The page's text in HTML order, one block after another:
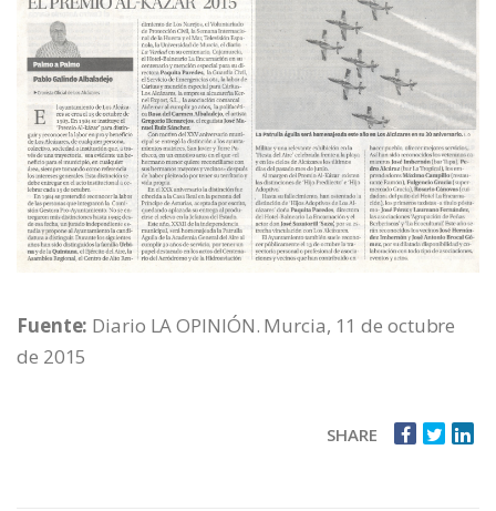
Fuente: Diario LA OPINIÓN. Murcia, 11 de octubre
de 2015
SHARE